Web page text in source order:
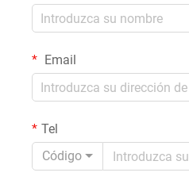
Email
Tel
Código